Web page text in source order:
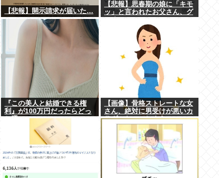
【悲報】開示請求が届いた…
【悲報】思春期の娘に「キモ
ッ」と言われたお父さん、グ
『この美人と結婚できる権
利』が100万円だったらどっ
ち選ぶwww
【画像】骨格ストレートな女
さん、絶対に男受けが悪いカ
ラダになってしまうｗｗｗ